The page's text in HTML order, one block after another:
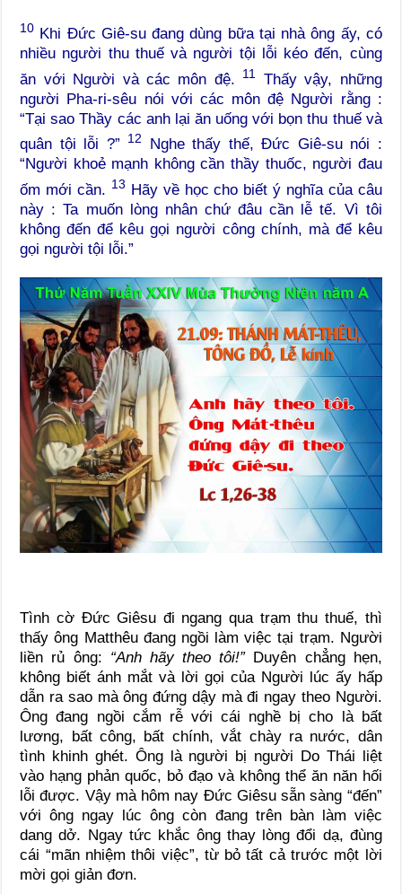
10 Khi Đức Giê-su đang dùng bữa tại nhà ông ấy, có
nhiều người thu thuế và người tội lỗi kéo đến, cùng
ăn với Người và các môn đệ.
11
Thấy vậy, những
người Pha-ri-sêu nói với các môn đệ Người rằng :
“Tại sao Thầy các anh lại ăn uống với bọn thu thuế và
quân tội lỗi ?”
12
Nghe thấy thế, Đức Giê-su nói :
“Người khoẻ mạnh không cần thầy thuốc, người đau
ốm mới cần. 13 Hãy về học cho biết ý nghĩa của câu
này : Ta muốn lòng nhân chứ đâu cần lễ tế. Vì tôi
không đến để kêu gọi người công chính, mà để kêu
gọi người tội lỗi.”
Tình cờ Đức Giêsu đi ngang qua trạm thu thuế, thì
thấy ông Matthêu đang ngồi làm việc tại trạm. Người
liền rủ ông: “Anh hãy theo tôi!” Duyên chẳng hẹn,
không biết ánh mắt và lời gọi của Người lúc ấy hấp
dẫn ra sao mà ông đứng dậy mà đi ngay theo Người.
Ông đang ngồi cắm rễ với cái nghề bị cho là bất
lương, bất công, bất chính, vắt chày ra nước, dân
tình khinh ghét. Ông là người bị người Do Thái liệt
vào hạng phản quốc, bỏ đạo và không thể ăn năn hối
lỗi được. Vậy mà hôm nay Đức Giêsu sẵn sàng “đến”
với ông ngay lúc ông còn đang trên bàn làm việc
dang dở. Ngay tức khắc ông thay lòng đổi dạ, đùng
cái “mãn nhiệm thôi việc”, từ bỏ tất cả trước một lời
mời gọi giản đơn.